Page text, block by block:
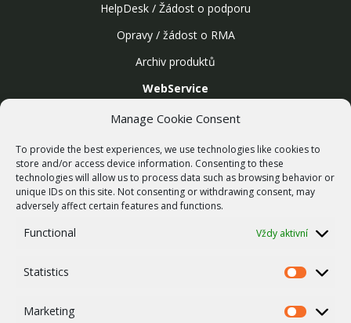
Manage Cookie Consent
To provide the best experiences, we use technologies like cookies to
store and/or access device information. Consenting to these
technologies will allow us to process data such as browsing behavior or
unique IDs on this site. Not consenting or withdrawing consent, may
adversely affect certain features and functions.
Functional Vždy aktivní
Statistics Statistics
Marketing Marketing
HelpDesk / Žádost o podporu
Opravy / žádost o RMA
Archiv produktů
WebService
Bezdrátové sítě
Zakázková výroba
Report zranitelnosti
O NÁS